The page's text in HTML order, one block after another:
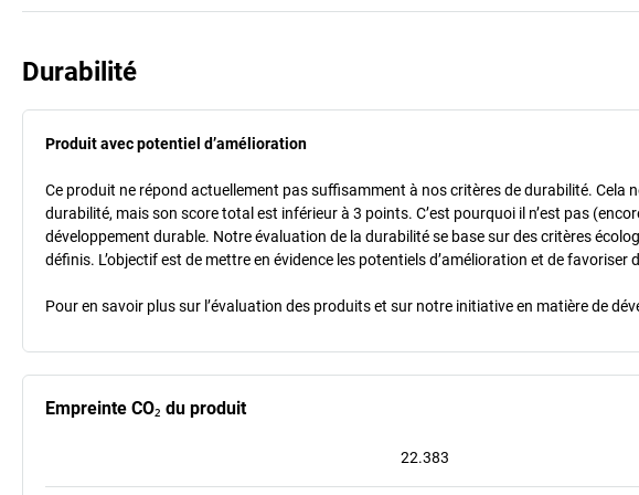
Durabilité
Produit avec potentiel d’amélioration
Ce produit ne répond actuellement pas suffisamment à nos critères de durabilité. Cela
durabilité, mais son score total est inférieur à 3 points. C’est pourquoi il n’est pas
développement durable. Notre évaluation de la durabilité se base sur des critères
définis. L’objectif est de mettre en évidence les potentiels d’amélioration et de
Pour en savoir plus sur l’évaluation des produits et sur notre initiative en matière de
Empreinte CO₂ du produit
22.383